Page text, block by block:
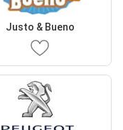
Justo & Bueno